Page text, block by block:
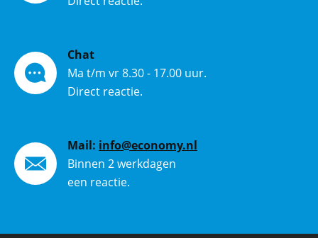
Chat
Ma t/m vr 8.30 - 17.00 uur.
Direct reactie.
Mail: info@economy.nl
Binnen 2 werkdagen
een reactie.